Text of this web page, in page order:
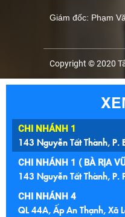
Giám đốc: Phạm
Copyright © 2020
CHI NHÁNH 1
143 Nguyễn Tất Thành, P.
CHI NHÁNH 1 ( BÀ RỊA
143 Nguyễn Tất Thành, P.
CHI NHÁNH 4
QL 44A, Ấp An Thạnh, Xã